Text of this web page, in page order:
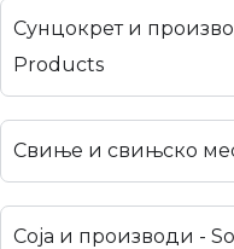
Сунцокрет и
Products
Свиње и свињско
Соја и производи -